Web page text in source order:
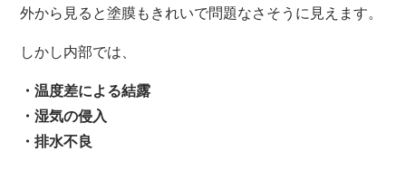
外から見ると塗膜もきれいで問題なさそうに見えます。
しかし内部では、
・温度差による結露
・湿気の侵入
・排水不良